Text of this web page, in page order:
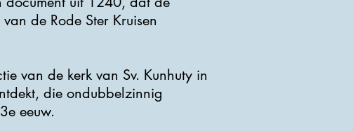
de Rode Ster Kruisen
van de kerk van Sv. Kunhuty in
die ondubbelzinnig
eeuw.